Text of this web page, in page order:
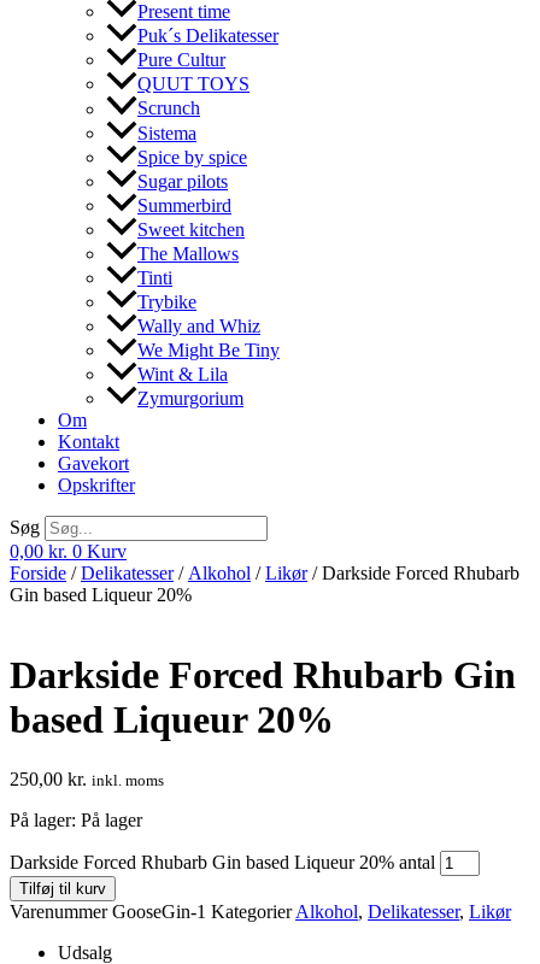
Present time
Puk´s Delikatesser
Pure Cultur
QUUT TOYS
Scrunch
Sistema
Spice by spice
Sugar pilots
Summerbird
Sweet kitchen
The Mallows
Tinti
Trybike
Wally and Whiz
We Might Be Tiny
Wint & Lila
Zymurgorium
Om
Kontakt
Gavekort
Opskrifter
Søg
0,00 kr. 0 Kurv
Forside /Delikatesser/ Alkohol /Likør/ Darkside Forced Rhubarb
Gin based Liqueur 20%
Darkside Forced Rhubarb Gin
based Liqueur 20%
250,00 kr. inkl. moms
På lager: På lager
Darkside Forced Rhubarb Gin based Liqueur 20% antal
Tilføj til kurv
VarenummerGooseGin-1 Kategorier Alkohol, Delikatesser, Likør
Udsalg